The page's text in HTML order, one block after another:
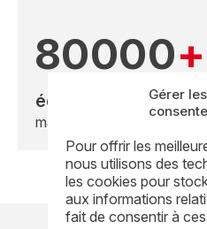
Gérer les
Pour offrir les
nous utilisons des
les cookies pour
aux informations
fait de consentir à
80000+
équipements
maintenus sur plus de 30